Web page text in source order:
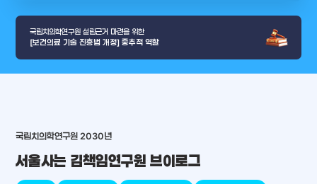
충청남도place
place
place place
place place
국립치의학연구원 설립근거 마련을 위한
[보건의료 기술 진흥법 개정] 중추적 역할
국립치의학연구원 2030년
서울사는 김책임연구원 브이로그